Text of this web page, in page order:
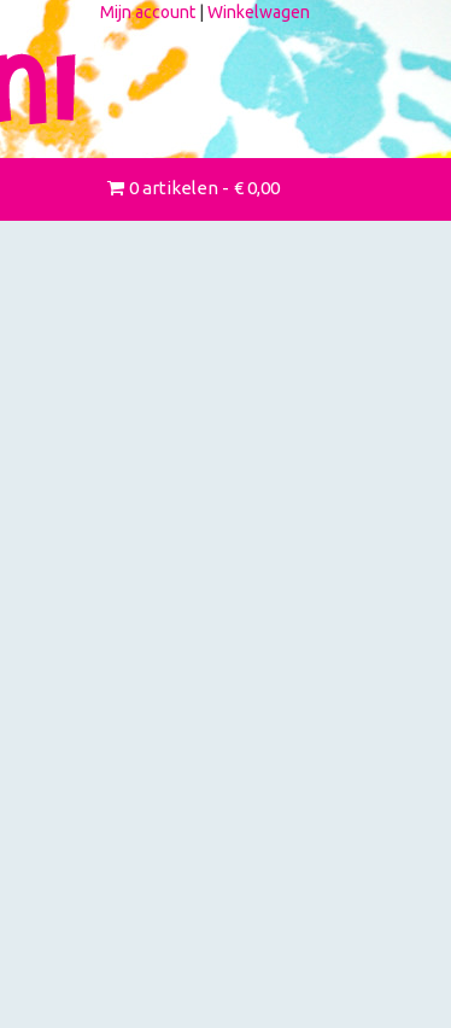
Mijn account Winkelwagen
0 artikelen € 0,00